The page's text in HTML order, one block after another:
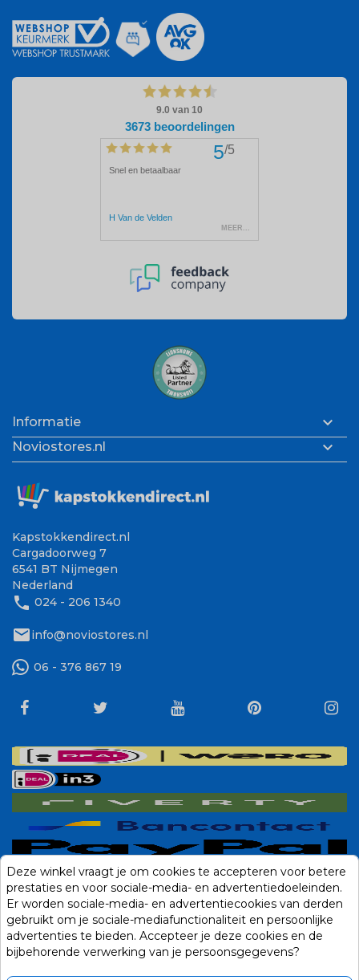
Informatie 
Noviostores.nl 
Kapstokkendirect.nl
Cargadoorweg 7
6541 BT Nijmegen
Nederland
phone 024 - 206 1340
mailinfo@noviostores.nl
06 - 376 867 19
Deze winkel vraagt je om cookies te accepteren voor betere
prestaties en voor sociale-media- en advertentiedoeleinden.
Er worden sociale-media- en advertentiecookies van derden
gebruikt om je sociale-mediafunctionaliteit en persoonlijke
advertenties te bieden. Accepteer je deze cookies en de
bijbehorende verwerking van je persoonsgegevens?